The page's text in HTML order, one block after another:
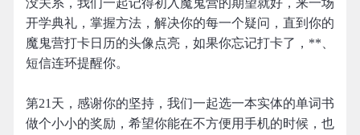
没关系，我们一起记得初入魔鬼营的期望就好，来一场
开学典礼，掌握方法，解决你的每一个疑问，直到你的
魔鬼营打卡日历的头像点亮，如果你忘记打卡了，**、
短信连环提醒你。
第21天，感谢你的坚持，我们一起选一本实体的单词书
做个小小的奖励，希望你能在不方便用手机的时候，也